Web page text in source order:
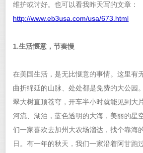
维护或讨好。也可以看我昨天写的文章：
http://www.eb3usa.com/usa/673.html
1.生活惬意，节奏慢
在美国生活，是无比惬意的事情。这里有
曲折绵延的山脉、处处都是免费的大公园
翠大树直顶苍穹，开车半小时就能见到大
河流、湖泊，蓝色透明的大海，美丽的星
们一家喜欢去加州大农场溜达，找个靠海
日。有一年的秋天，我们一家沿着阿甘跑